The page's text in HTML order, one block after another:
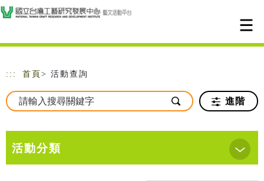
跳到主要內容
網站導覽
::: 首頁 > 活動查詢
進階
活動分類